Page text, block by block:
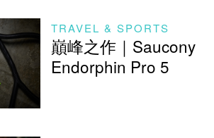
TRAVEL & SPORTS
巔峰之作｜Saucony
Endorphin Pro 5